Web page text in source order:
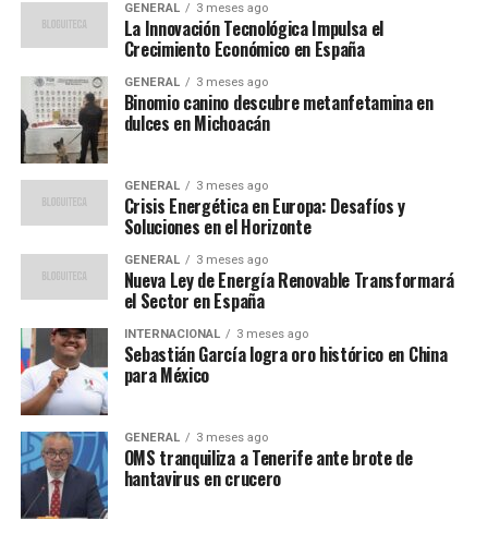
carbono en un 30% para 2030.
“La tecnología es el motor
que impulsa la transición
hacia un futuro energético
más limpio y sostenible”,
afirmó María López,
directora de Innovación de
una destacada empresa de
energía renovable.
Las redes inteligentes, por ejemplo, permiten una
de energía renovable y mejorar la estabilidad de la red
eléctrica. Esto no solo reduce las pérdidas de energía,
sino que también facilita la integración de tecnologías
GENERAL 3 meses ago
La Innovación Tecnológica Impulsa el
Crecimiento Económico en España
GENERAL 3 meses ago
Binomio canino descubre metanfetamina en
dulces en Michoacán
GENERAL 3 meses ago
Crisis Energética en Europa: Desafíos y
Soluciones en el Horizonte
GENERAL 3 meses ago
Nueva Ley de Energía Renovable Transformará
el Sector en España
INTERNACIONAL 3 meses ago
Sebastián García logra oro histórico en China
para México
GENERAL 3 meses ago
OMS tranquiliza a Tenerife ante brote de
hantavirus en crucero